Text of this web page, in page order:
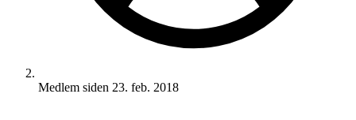
Medlem siden 23. feb. 2018